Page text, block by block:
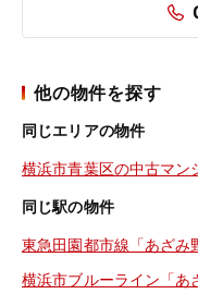
他の物件を探す
同じエリアの物件
横浜市青葉区の中古マン
同じ駅の物件
東急田園都市線「あざみ
横浜市ブルーライン「あ